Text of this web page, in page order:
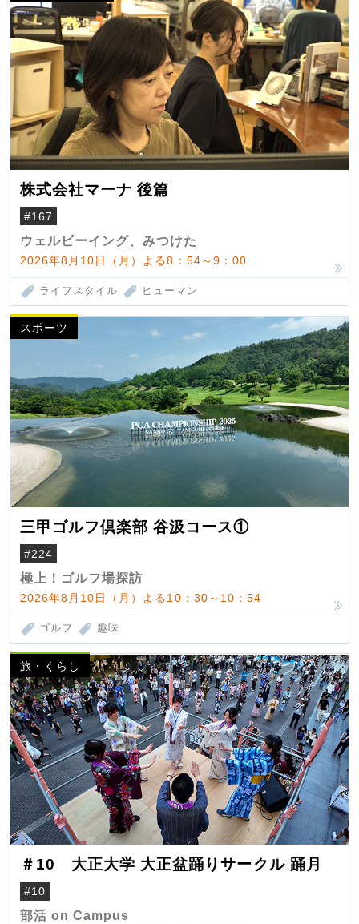
株式会社マーナ 後篇
#167
ウェルビーイング、みつけた
2026年8月10日（月）よる8：54～9：00
ライフスタイル ヒューマン
スポーツ
三甲ゴルフ倶楽部 谷汲コース①
#224
極上！ゴルフ場探訪
2026年8月10日（月）よる10：30～10：54
ゴルフ 趣味
旅・くらし
＃10 大正大学 大正盆踊りサークル 踊月
#10
部活 on Campus